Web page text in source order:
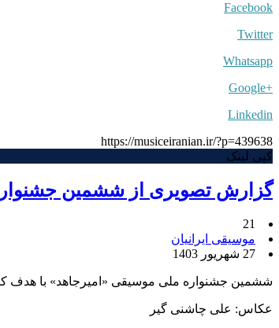
Facebook
Twitter
Whatsapp
+Google
Linkedin
https://musiceiranian.ir/?p=439638
کپی لینک
گزارش تصویری از ششمین
21
موسیقی ایرانیان
27 شهریور 1403
ششمین جشنواره ملی موسیقی «امیرجاهد» با هدف
عکاس: علی چاشنی گیر